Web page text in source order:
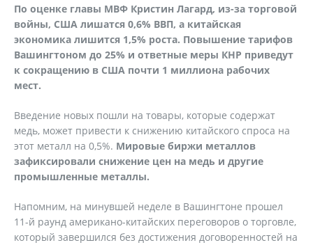
По оценке главы МВФ Кристин Лагард, из-за торговой
войны, США лишатся 0,6% ВВП, а китайская
экономика лишится 1,5% роста. Повышение тарифов
Вашингтоном до 25% и ответные меры КНР приведут
к сокращению в США почти 1 миллиона рабочих
мест.
Введение новых пошли на товары, которые содержат
медь, может привести к снижению китайского спроса на
этот металл на 0,5%. Мировые биржи металлов
зафиксировали снижение цен на медь и другие
промышленные металлы.
Напомним, на минувшей неделе в Вашингтоне прошел
11-й раунд американо-китайских переговоров о торговле,
который завершился без достижения договоренностей на